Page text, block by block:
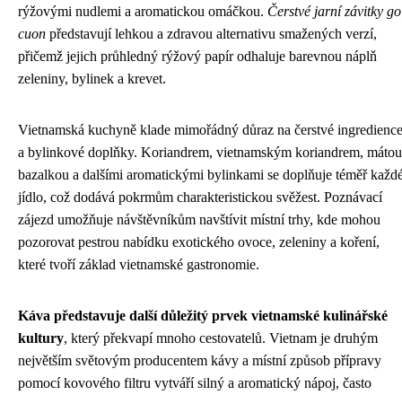
rýžovými nudlemi a aromatickou omáčkou. Čerstvé jarní závitky
cuon představují lehkou a zdravou alternativu smažených verzí,
přičemž jejich průhledný rýžový papír odhaluje barevnou náplň
zeleniny, bylinek a krevet.
Vietnamská kuchyně klade mimořádný důraz na čerstvé ingredience
a bylinkové doplňky. Koriandrem, vietnamským koriandrem,
bazalkou a dalšími aromatickými bylinkami se doplňuje téměř
jídlo, což dodává pokrmům charakteristickou svěžest. Poznávací
zájezd umožňuje návštěvníkům navštívit místní trhy, kde mohou
pozorovat pestrou nabídku exotického ovoce, zeleniny a koření,
které tvoří základ vietnamské gastronomie.
Káva představuje další důležitý prvek vietnamské kulinářské
kultury, který překvapí mnoho cestovatelů. Vietnam je druhým
největším světovým producentem kávy a místní způsob přípravy
pomocí kovového filtru vytváří silný a aromatický nápoj, často